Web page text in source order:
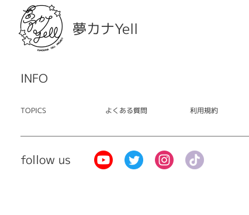
夢カナYell
INFO
TOPICS よくある質問 利用規約
follow us